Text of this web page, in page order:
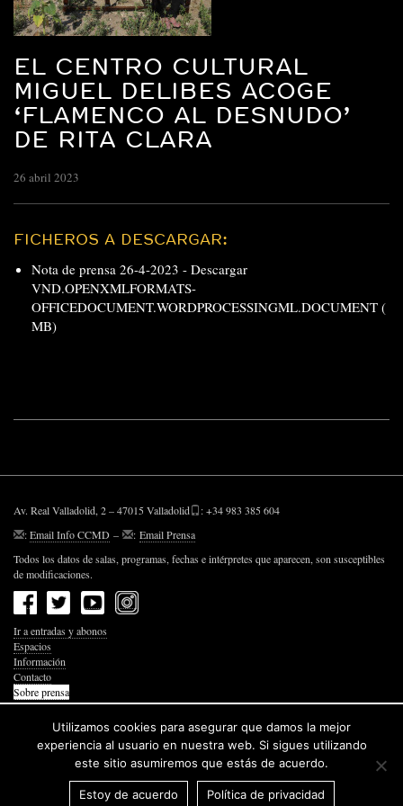
EL CENTRO CULTURAL
MIGUEL DELIBES ACOGE
‘FLAMENCO AL DESNUDO’
DE RITA CLARA
26 abril 2023
FICHEROS A DESCARGAR:
Nota de prensa 26-4-2023 - Descargar
VND.OPENXMLFORMATS-
OFFICEDOCUMENT.WORDPROCESSINGML.DOCUMENT (
MB)
Av. Real Valladolid, 2 – 47015 Valladolid
: +34 983 385 604
:Email Info CCMD – : Email Prensa
Todos los datos de salas, programas, fechas e intérpretes que aparecen, son susceptibles
de modificaciones.
Ir a entradas y abonos
Espacios
Información
Contacto
Sobre prensa
Política de Privacidad
Política de Cookies
Accesibilidad Web
Utilizamos cookies para asegurar que damos la mejor
experiencia al usuario en nuestra web. Si sigues utilizando
este sitio asumiremos que estás de acuerdo.
Estoy de acuerdo Política de privacidad